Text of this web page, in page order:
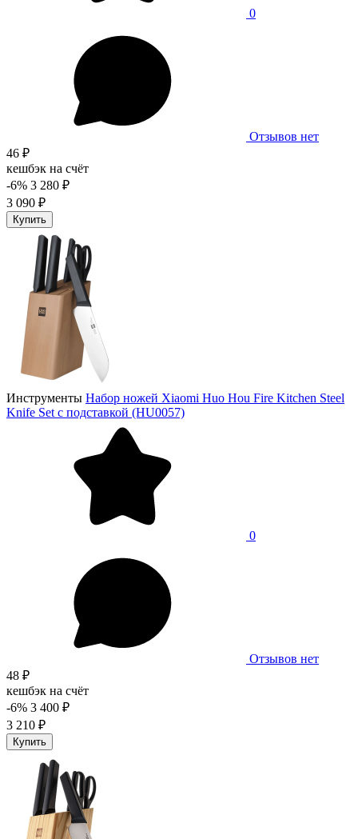
0
Отзывов нет
46 ₽
кешбэк на счёт
-6% 3 280 ₽
3 090 ₽
Купить
Инструменты Набор ножей Xiaomi Huo Hou Fire Kitchen Steel
Knife Set с подставкой (HU0057)
0
Отзывов нет
48 ₽
кешбэк на счёт
-6% 3 400 ₽
3 210 ₽
Купить